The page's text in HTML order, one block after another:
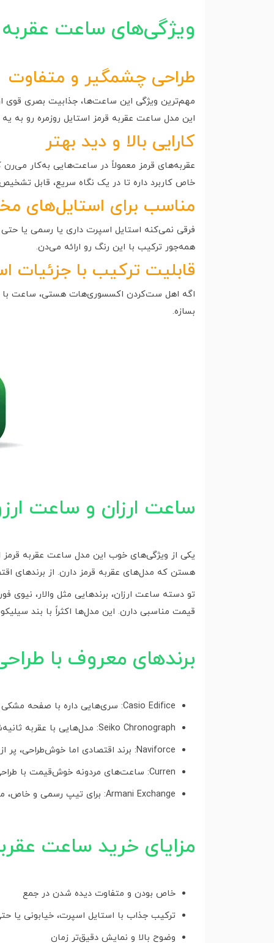
ویژگی‌های ساعت عقربه
طراحی چشمگیر و متفاوت
مهم‌ترین ویژگی این ساعت‌ها، جذابیت بصری
این مدل ساعت عقربه قرمز استایل روزمره رو به
کارایی بالا و دید بهتر
عقربه‌های قرمز معمولاً در ساعت‌هایی به‌کار می‌رن
خاص کاربرد داره تا در یک نگاه سریع، قابل
مناسب برای استایل‌های
فرقی نمی‌کنه استایل اسپرت داری یا رسمی یا
همه‌جور ترکیب با این رنگ رو ارائه می‌دن.
قابلیت ترکیب با جزئیات
اگه اهل ست‌کردن اکسسوری‌هات هستی، ساعت با
بسازه.
ساعت‌ ارزان و ساعت
یکی از ویژگی‌های خوب این مدل ساعت عقربه
هستن که مدل‌های عقربه قرمز دارن. از برندهای
قیمت مناسبی دارن. این مدل‌ها اکثراً با بند
برندهای معروف با
Casio Edifice: سری‌هایی داره با صفحه مشکی و عقربه‌های قرمز که خیلی خاصن
Seiko Chronograph: مدل‌هایی با عقربه ثانیه‌شمار قرمز برای دقت بالا
Naviforce: برند اقتصادی اما خوش‌طراحی، پر از مدل‌های عقربه قرمز
Curren: ساعت‌های مردونه خوش‌قیمت با طراحی اسپرت و قرمز توی جزئیات
Armani Exchange: برای تیپ رسمی و خاص، مدل‌های بند چرمی با عقربه قرمز
مزایای خرید ساعت
خاص بودن و متفاوت دیده شدن در جمع
ترکیب جذاب با استایل اسپرت، خیابونی یا
وضوح بالا و نمایش دقیق‌تر زمان